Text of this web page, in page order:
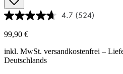
4.7 (524)
99,90 €
inkl. MwSt. versandkostenfrei –
Deutschlands